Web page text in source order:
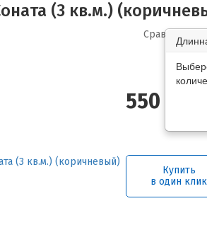
(3 кв.м.)
Сравнить
550
Купить
в один клик